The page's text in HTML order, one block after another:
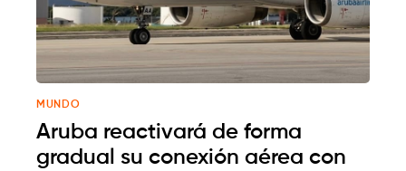
MUNDO
Aruba reactivará de forma
gradual su conexión aérea con